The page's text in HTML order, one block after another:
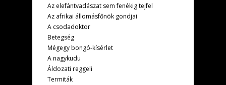
Az elefántvadászat sem fenékig tejfel
Az afrikai állomásfőnök gondjai
A csodadoktor
Betegség
Mégegy bongó-kísérlet
A nagykudu
Áldozati reggeli
Termiták